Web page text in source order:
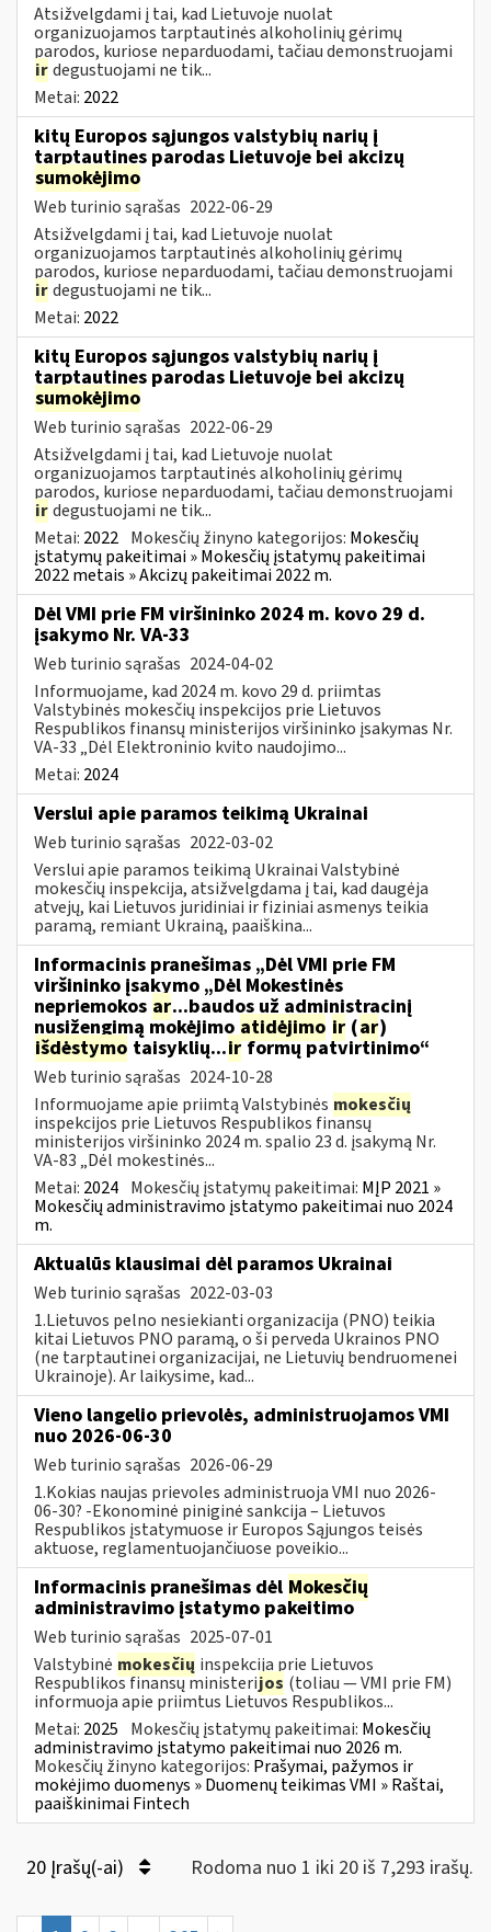
Atsižvelgdami į tai, kad Lietuvoje nuolat
organizuojamos tarptautinės alkoholinių gėrimų
parodos, kuriose neparduodami, tačiau demonstruojami
irdegustuojami ne tik...
Metai: 2022
kitų Europos sąjungos valstybių narių į
tarptautines parodas Lietuvoje bei akcizų
sumokėjimo
Web turinio sąrašas 2022-06-29
Atsižvelgdami į tai, kad Lietuvoje nuolat
organizuojamos tarptautinės alkoholinių gėrimų
parodos, kuriose neparduodami, tačiau demonstruojami
irdegustuojami ne tik...
Metai: 2022
kitų Europos sąjungos valstybių narių į
tarptautines parodas Lietuvoje bei akcizų
sumokėjimo
Web turinio sąrašas 2022-06-29
Atsižvelgdami į tai, kad Lietuvoje nuolat
organizuojamos tarptautinės alkoholinių gėrimų
parodos, kuriose neparduodami, tačiau demonstruojami
irdegustuojami ne tik...
Metai: 2022 Mokesčių žinyno kategorijos: Mokesčių
įstatymų pakeitimai » Mokesčių įstatymų pakeitimai
2022 metais » Akcizų pakeitimai 2022 m.
Dėl VMI prie FM viršininko 2024 m. kovo 29 d.
įsakymo Nr. VA-33
Web turinio sąrašas 2024-04-02
Informuojame, kad 2024 m. kovo 29 d. priimtas
Valstybinės mokesčių inspekcijos prie Lietuvos
Respublikos finansų ministerijos viršininko įsakymas Nr.
VA-33 „Dėl Elektroninio kvito naudojimo...
Metai: 2024
Verslui apie paramos teikimą Ukrainai
Web turinio sąrašas 2022-03-02
Verslui apie paramos teikimą Ukrainai Valstybinė
mokesčių inspekcija, atsižvelgdama į tai, kad daugėja
atvejų, kai Lietuvos juridiniai ir fiziniai asmenys teikia
paramą, remiant Ukrainą, paaiškina...
Informacinis pranešimas „Dėl VMI prie FM
viršininko įsakymo „Dėl Mokestinės
nepriemokos ar...baudos už administracinį
nusižengimą mokėjimo atidėjimo ir (ar)
išdėstymo taisyklių...irformų patvirtinimo“
Web turinio sąrašas 2024-10-28
Informuojame apie priimtą Valstybinės mokesčių
inspekcijos prie Lietuvos Respublikos finansų
ministerijos viršininko 2024 m. spalio 23 d. įsakymą Nr.
VA-83 „Dėl mokestinės...
Metai: 2024 Mokesčių įstatymų pakeitimai: MĮP 2021 »
Mokesčių administravimo įstatymo pakeitimai nuo 2024
m.
Aktualūs klausimai dėl paramos Ukrainai
Web turinio sąrašas 2022-03-03
1.Lietuvos pelno nesiekianti organizacija (PNO) teikia
kitai Lietuvos PNO paramą, o ši perveda Ukrainos PNO
(ne tarptautinei organizacijai, ne Lietuvių bendruomenei
Ukrainoje). Ar laikysime, kad...
Vieno langelio prievolės, administruojamos VMI
nuo 2026-06-30
Web turinio sąrašas 2026-06-29
1.Kokias naujas prievoles administruoja VMI nuo 2026-
06-30? -Ekonominė piniginė sankcija – Lietuvos
Respublikos įstatymuose ir Europos Sąjungos teisės
aktuose, reglamentuojančiuose poveikio...
Informacinis pranešimas dėl Mokesčių
administravimo įstatymo pakeitimo
Web turinio sąrašas 2025-07-01
Valstybinė mokesčių inspekcija prie Lietuvos
Respublikos finansų ministerijos (toliau — VMI prie FM)
informuoja apie priimtus Lietuvos Respublikos...
Metai: 2025 Mokesčių įstatymų pakeitimai: Mokesčių
administravimo įstatymo pakeitimai nuo 2026 m.
Mokesčių žinyno kategorijos: Prašymai, pažymos ir
mokėjimo duomenys » Duomenų teikimas VMI » Raštai,
paaiškinimai Fintech
20 Įrašų(-ai) Rodoma nuo 1 iki 20 iš 7,293 irašų.